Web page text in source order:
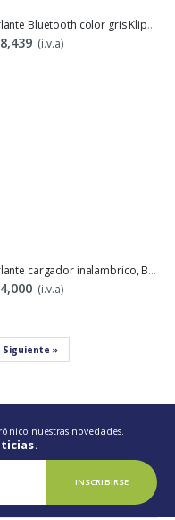
Parlante Bluetooth color gris Klipxtreme KBS-025GR
(i.v.a)
Parlante cargador inalambrico, BT2301
(i.v.a)
Siguiente »
nuestras novedades.
INSCRIBIRSE